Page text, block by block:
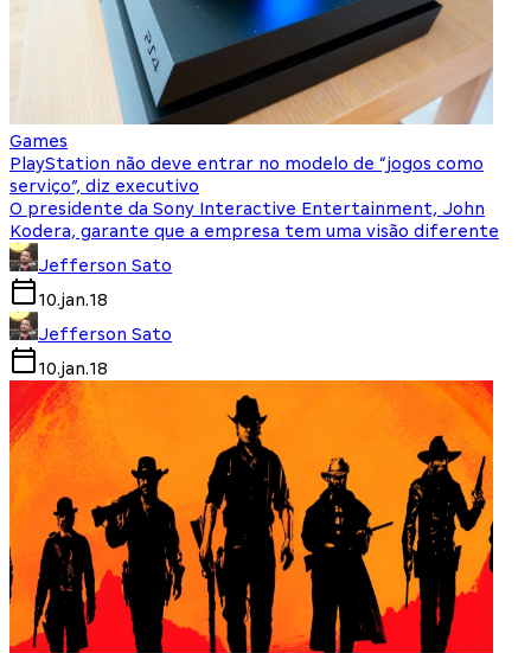
Games
PlayStation não deve entrar no modelo de “jogos como
serviço”, diz executivo
O presidente da Sony Interactive Entertainment, John
Kodera, garante que a empresa tem uma visão diferente
Jefferson Sato
10.jan.18
Jefferson Sato
10.jan.18